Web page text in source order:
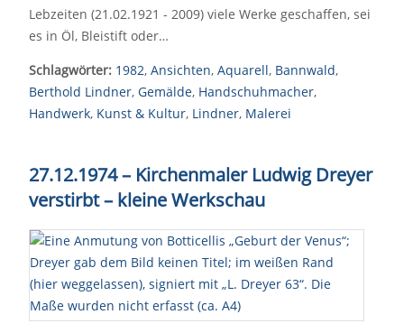
Lebzeiten (21.02.1921 - 2009) viele Werke geschaffen, sei
es in Öl, Bleistift oder…
Schlagwörter: 1982, Ansichten, Aquarell, Bannwald,
Berthold Lindner, Gemälde, Handschuhmacher,
Handwerk, Kunst & Kultur, Lindner, Malerei
27.12.1974 – Kirchenmaler Ludwig Dreyer
verstirbt– kleine Werkschau